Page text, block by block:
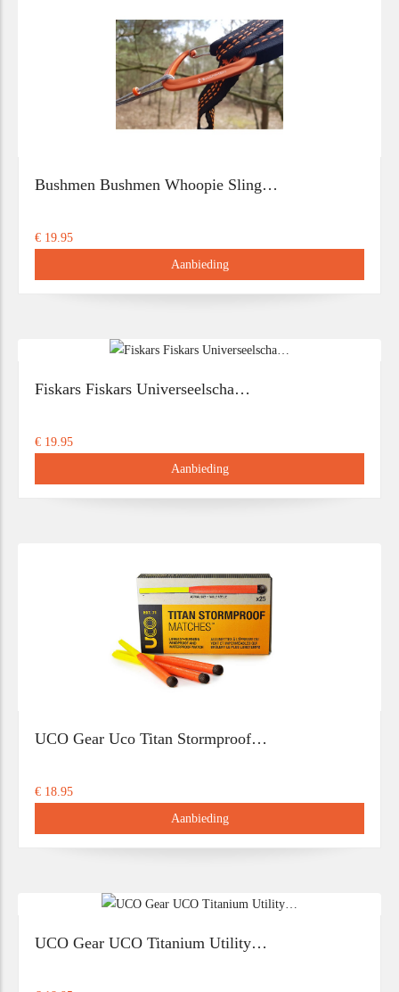
Bushmen Bushmen Whoopie Sling…
€ 19.95
Aanbieding
Fiskars Fiskars Universeelscha…
€ 19.95
Aanbieding
UCO Gear Uco Titan Stormproof…
€ 18.95
Aanbieding
UCO Gear UCO Titanium Utility…